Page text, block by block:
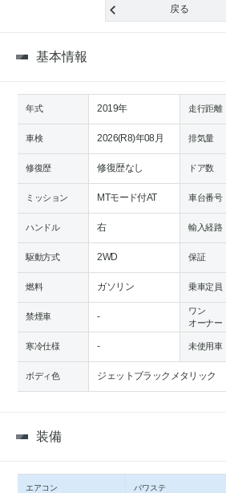
戻る
基本情報
年式 2019年 走行距離
車検 2026(R8)年08月 排気量
修復歴 修復歴なし ドア数
ミッション MTモード付AT 車台番号
ハンドル 右 輸入経路
駆動方式 2WD 保証
燃料 ガソリン 乗車定員
禁煙車 -
ワン
オーナー
寒冷仕様 - 未使用車
ボディ色 ジェットブラックメタリック
装備
エアコン パワステ